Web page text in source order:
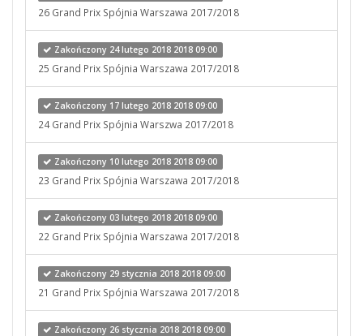
26 Grand Prix Spójnia Warszawa 2017/2018
Zakończony 24 lutego 2018 2018 09:00
25 Grand Prix Spójnia Warszawa 2017/2018
Zakończony 17 lutego 2018 2018 09:00
24 Grand Prix Spójnia Warszwa 2017/2018
Zakończony 10 lutego 2018 2018 09:00
23 Grand Prix Spójnia Warszawa 2017/2018
Zakończony 03 lutego 2018 2018 09:00
22 Grand Prix Spójnia Warszawa 2017/2018
Zakończony 29 stycznia 2018 2018 09:00
21 Grand Prix Spójnia Warszawa 2017/2018
Zakończony 26 stycznia 2018 2018 09:00